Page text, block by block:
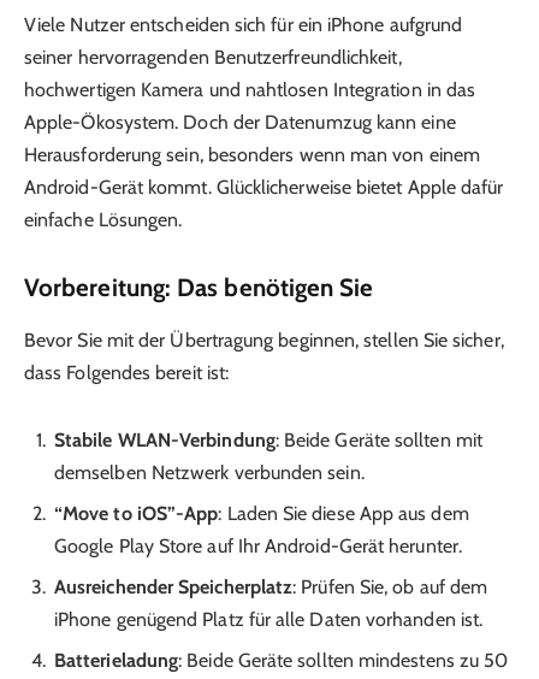
Viele Nutzer entscheiden sich für ein iPhone aufgrund
seiner hervorragenden Benutzerfreundlichkeit,
hochwertigen Kamera und nahtlosen Integration in das
Apple-Ökosystem. Doch der Datenumzug kann eine
Herausforderung sein, besonders wenn man von einem
Android-Gerät kommt. Glücklicherweise bietet Apple dafür
einfache Lösungen.
Vorbereitung: Das benötigen Sie
Bevor Sie mit der Übertragung beginnen, stellen Sie sicher,
dass Folgendes bereit ist:
Stabile WLAN-Verbindung: Beide Geräte sollten mit
demselben Netzwerk verbunden sein.
“Move to iOS”-App: Laden Sie diese App aus dem
Google Play Store auf Ihr Android-Gerät herunter.
Ausreichender Speicherplatz: Prüfen Sie, ob auf dem
iPhone genügend Platz für alle Daten vorhanden ist.
Batterieladung: Beide Geräte sollten mindestens zu 50